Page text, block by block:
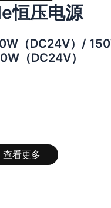
恒压电源
（DC24V）/
（DC24V）
查看更多